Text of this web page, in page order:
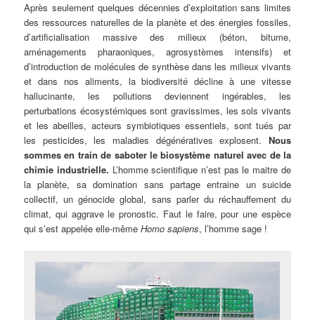
Après seulement quelques décennies d’exploitation sans limites
des ressources naturelles de la planète et des énergies fossiles,
d’artificialisation massive des milieux (béton, bitume,
aménagements pharaoniques, agrosystèmes intensifs) et
d’introduction de molécules de synthèse dans les milieux vivants
et dans nos aliments, la biodiversité décline à une vitesse
hallucinante, les pollutions deviennent ingérables, les
perturbations écosystémiques sont gravissimes, les sols vivants
et les abeilles, acteurs symbiotiques essentiels, sont tués par
les pesticides, les maladies dégénératives explosent. Nous
sommes en train de saboter le biosystème naturel avec de la
chimie industrielle. L’homme scientifique n’est pas le maitre de
la planète, sa domination sans partage entraine un suicide
collectif, un génocide global, sans parler du réchauffement du
climat, qui aggrave le pronostic. Faut le faire, pour une espèce
qui s’est appelée elle-mêmeHomo sapiens, l’homme sage !